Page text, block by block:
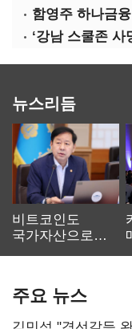
뉴스리듬
비트코인도
국가자산으로…'
주요 뉴스